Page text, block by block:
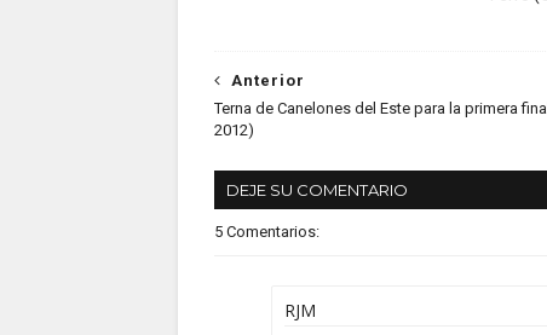
Anterior
Terna de Canelones del Este para la primera
2012)
DEJE SU COMENTARIO
5 Comentarios:
RJM